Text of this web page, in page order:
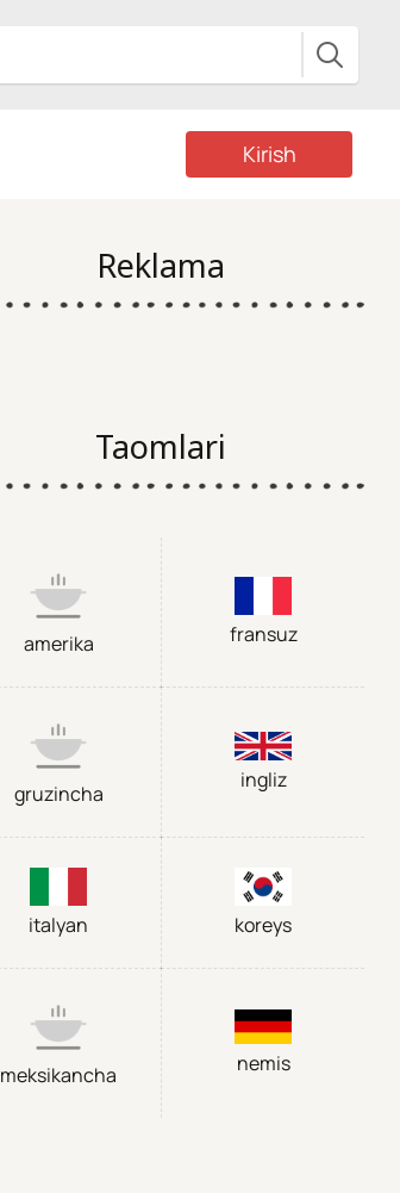
Kirish
Reklama
Taomlari
amerika fransuz
gruzincha
ingliz
italyan koreys
meksikancha nemis